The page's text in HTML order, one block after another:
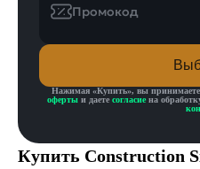
Купить Construction
Промокод
Нажимая «Купить», вы принимаете
оферты и даете согласие на